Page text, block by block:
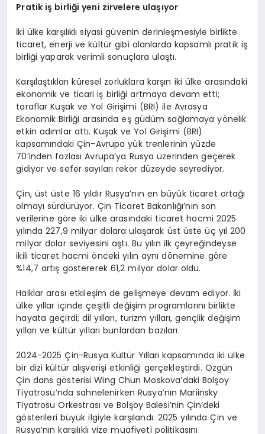
Pratik iş birliği yeni zirvelere ulaşıyor
İki ülke karşılıklı siyasi güvenin derinleşmesiyle birlikte
ticaret, enerji ve kültür gibi alanlarda kapsamlı pratik iş
birliği yaparak verimli sonuçlara ulaştı.
Karşılaştıkları küresel zorluklara karşın iki ülke arasındaki
ekonomik ve ticari iş birliği artmaya devam etti;
taraflar Kuşak ve Yol Girişimi (BRI) ile Avrasya
Ekonomik Birliği arasında eş güdüm sağlamaya yönelik
etkin adımlar attı. Kuşak ve Yol Girişimi (BRI)
kapsamındaki Çin-Avrupa yük trenlerinin yüzde
70’inden fazlası Avrupa’ya Rusya üzerinden geçerek
gidiyor ve sefer sayıları rekor düzeyde seyrediyor.
Çin, üst üste 16 yıldır Rusya’nın en büyük ticaret ortağı
olmayı sürdürüyor. Çin Ticaret Bakanlığı’nın son
verilerine göre iki ülke arasındaki ticaret hacmi 2025
yılında 227,9 milyar dolara ulaşarak üst üste üç yıl 200
milyar dolar seviyesini aştı. Bu yılın ilk çeyreğindeyse
ikili ticaret hacmi önceki yılın aynı dönemine göre
%14,7 artış göstererek 61,2 milyar dolar oldu.
Halklar arası etkileşim de gelişmeye devam ediyor. İki
ülke yıllar içinde çeşitli değişim programlarını birlikte
hayata geçirdi; dil yılları, turizm yılları, gençlik değişim
yılları ve kültür yılları bunlardan bazıları.
2024-2025 Çin-Rusya Kültür Yılları kapsamında iki ülke
bir dizi kültür alışverişi etkinliği gerçekleştirdi. Özgün
Çin dans gösterisi Wing Chun Moskova’daki Bolşoy
Tiyatrosu’nda sahnelenirken Rusya’nın Mariinsky
Tiyatrosu Orkestrası ve Bolşoy Balesi’nin Çin’deki
gösterileri büyük ilgiyle karşılandı. 2025 yılında Çin ve
Rusya’nın karşılıklı vize muafiyeti politikasını